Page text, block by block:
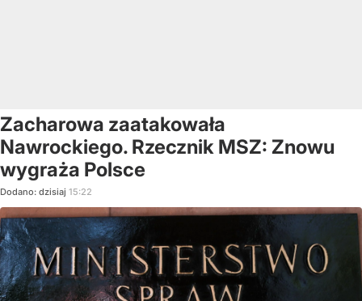
Zacharowa zaatakowała
Nawrockiego. Rzecznik MSZ: Znowu
wygraża Polsce
Dodano: dzisiaj 15:22